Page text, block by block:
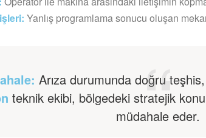
Yanlış programlama sonucu oluşan
Arıza durumunda doğru teşhis,
teknik ekibi, bölgedeki stratejik
müdahale eder.